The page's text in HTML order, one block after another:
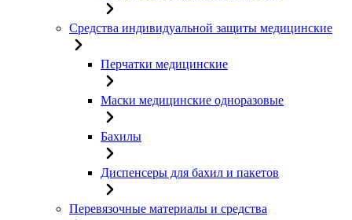
Средства индивидуальной защиты медицинские
Перчатки медицинские
Маски медицинские одноразовые
Бахилы
Диспенсеры для бахил и пакетов
Перевязочные материалы и средства